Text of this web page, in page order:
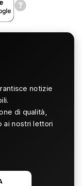
notizie
di qualità,
ai nostri lettori